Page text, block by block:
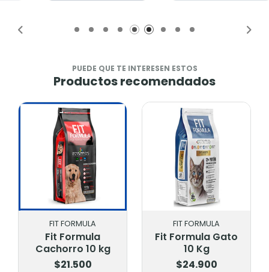
PUEDE QUE TE INTERESEN ESTOS
Productos recomendados
FIT FORMULA
Fit Formula Gato
10 Kg
$24.900
CHAMPION DOG
Champion Dog
Senior 18 Kg
$29.900